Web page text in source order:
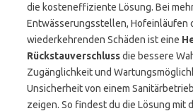
die kosteneffiziente Lösung. Bei
Entwässerungsstellen, Hofeinläufen
wiederkehrenden Schäden ist eine
Rückstauverschlussdie bessere
Zugänglichkeit und
Unsicherheit von einem
zeigen. So findest du die Lösung mit